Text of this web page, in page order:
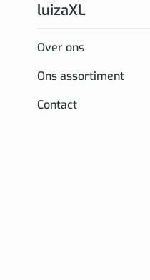
luizaXL
Over ons
Ons assortiment
Contact